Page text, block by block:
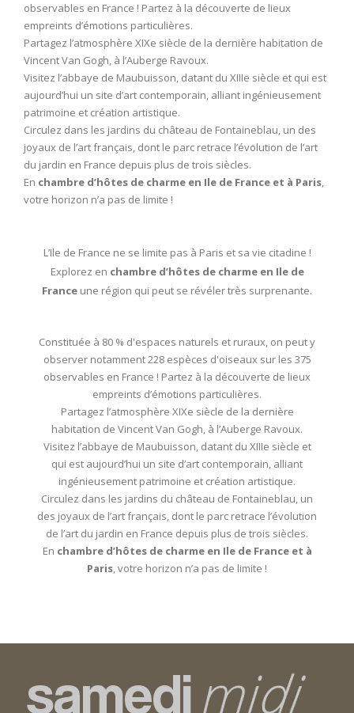
observables en France ! Partez à la découverte de lieux
empreints d’émotions particulières.
Partagez l’atmosphère XIXe siècle de la dernière habitation de
Vincent Van Gogh, à l’Auberge Ravoux.
Visitez l’abbaye de Maubuisson, datant du XIIIe siècle et qui est
aujourd’hui un site d’art contemporain, alliant ingénieusement
patrimoine et création artistique.
Circulez dans les jardins du château de Fontaineblau, un des
joyaux de l’art français, dont le parc retrace l’évolution de l’art
du jardin en France depuis plus de trois siècles.
En chambre d’hôtes de charme en Ile de France et à Paris,
votre horizon n’a pas de limite !
L’Ile de France ne se limite pas à Paris et sa vie citadine !
Explorez en chambre d’hôtes de charme en Ile de
France une région qui peut se révéler très surprenante.
Constituée à 80 % d'espaces naturels et ruraux, on peut y
observer notamment 228 espèces d'oiseaux sur les 375
observables en France ! Partez à la découverte de lieux
empreints d’émotions particulières.
Partagez l’atmosphère XIXe siècle de la dernière
habitation de Vincent Van Gogh, à l’Auberge Ravoux.
Visitez l’abbaye de Maubuisson, datant du XIIIe siècle et
qui est aujourd’hui un site d’art contemporain, alliant
ingénieusement patrimoine et création artistique.
Circulez dans les jardins du château de Fontaineblau, un
des joyaux de l’art français, dont le parc retrace l’évolution
de l’art du jardin en France depuis plus de trois siècles.
En chambre d’hôtes de charme en Ile de France et à
Paris, votre horizon n’a pas de limite !